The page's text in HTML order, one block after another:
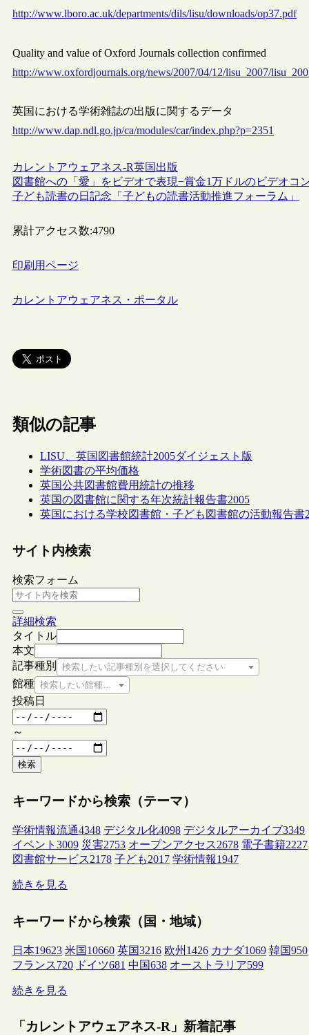
http://www.lboro.ac.uk/departments/dils/lisu/downloads/op37.pdf
Quality and value of Oxford Journals collection confirmed
http://www.oxfordjournals.org/news/2007/04/12/lisu_2007/
英国における学術雑誌の出版に関するデータ
http://www.dap.ndl.go.jp/ca/modules/car/index.php?p=2351
カレントアウェアネス-R英国 出版
図書館への「愛」をビデオで表現−賞金1万ドルのビデオコ
子ども読書の日記念「子どもの読書活動推進フォーラム」
累計アクセス数:4790
印刷用ページ
カレントアウェアネス・ポータル
類似の記事
LISU、英国図書館統計2005ダイジェスト版
学術図書の平均価格
英国公共図書館費用統計の推移
英国の図書館に関する年次統計報告書2005
英国における学校図書館・子ども図書館の活動報告書
サイト内検索
検索フォーム
詳細検索
タイトル
本文
記事種別
検索したい記事種別を選択してください
館種 検索したい館種を選択してください
投稿日
～
検索
キーワードから検索（テーマ）
学術情報流通4348 デジタル化4098 デジタルアーカイブ3349
イベント 3009 災害2753 オープンアクセス2678 電子書籍2227
図書館サービス2178 子ども2017 学術情報1947
続きを見る
キーワードから検索（国・地域）
日本19623 米国 10660 英国3216 欧州 1426 カナダ1069 韓国950
フランス720 ドイツ681 中国638 オーストラリア599
続きを見る
「カレントアウェアネス-R」新着記事